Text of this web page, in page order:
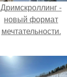
Дримскроллинг -
новый формат
мечтательности.